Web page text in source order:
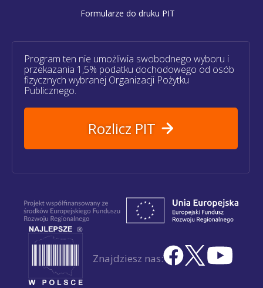
Formularze do druku PIT
Program ten nie umożliwia swobodnego wyboru i
przekazania 1,5% podatku dochodowego od osób
fizycznych wybranej Organizacji Pożytku
Publicznego.
Rozlicz PIT
Znajdziesz nas: